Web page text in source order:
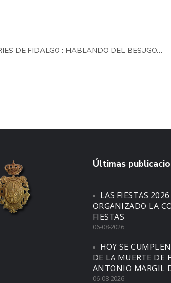
DE FIDALGO : HABLANDO DEL BESUGO…
Últimas
LAS FIESTAS
ORGANIZADO LA
FIESTAS
06-08-2026
HOY SE
DE LA MUERTE DE
ANTONIO MARGIL
06-08-2026